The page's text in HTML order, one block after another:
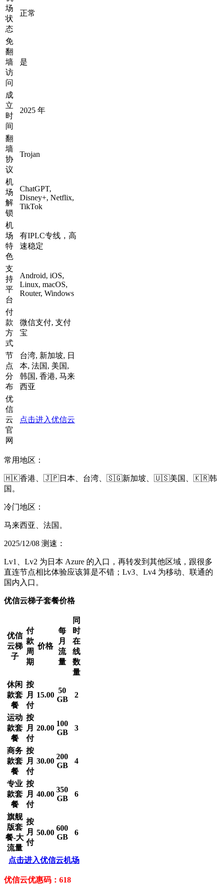
场
状
态
正常
免
翻
墙
访
问
是
成
立
时
间
2025 年
翻
墙
协
议
Trojan
机
场
解
锁
ChatGPT,
Disney+, Netflix,
TikTok
机
场
特
色
有IPLC专线，高
速稳定
支
持
平
台
Android, iOS,
Linux, macOS,
Router, Windows
付
款
方
式
微信支付, 支付
宝
节
点
分
布
台湾, 新加坡, 日
本, 法国, 美国,
韩国, 香港, 马来
西亚
优
信
云
官
网
点击进入优信云
常用地区：
🇭🇰香港、🇯🇵日本、台湾、🇸🇬新加坡、🇺🇸美国、🇰🇷韩
国。
冷门地区：
马来西亚、法国。
2025/12/08 测速：
Lv1、Lv2 为日本 Azure 的入口，再转发到其他区域，跟很多
直连节点相比体验应该算是不错；Lv3、Lv4 为移动、联通的
国内入口。
优信云梯子套餐价格
优信
云梯
子
付
款
周
期
价格
每
月
流
量
同
时
在
线
数
量
休闲
款套
餐
按
月
付
15.00
50
GB
2
运动
款套
餐
按
月
付
20.00
100
GB
3
商务
款套
餐
按
月
付
30.00
200
GB
4
专业
款套
餐
按
月
付
40.00
350
GB
6
旗舰
版套
餐-大
流量
按
月
付
50.00
600
GB
6
点击进入优信云机场
优信云优惠码：618